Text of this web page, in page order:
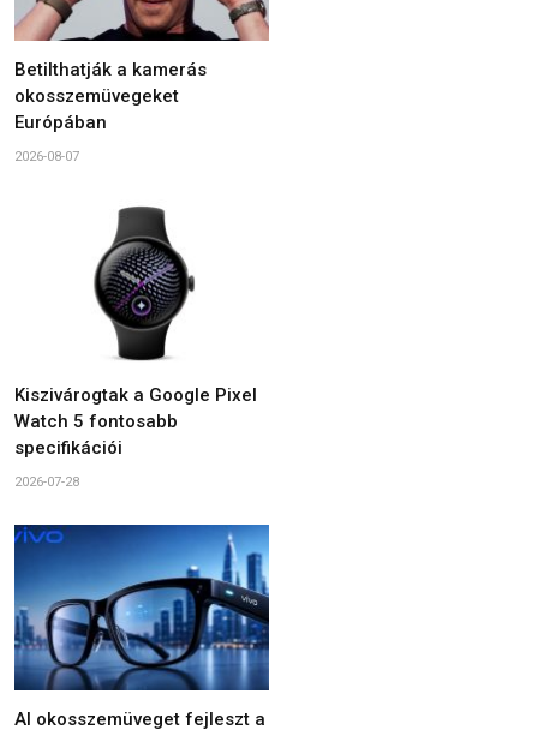
Betilthatják a kamerás
okosszemüvegeket
Európában
2026-08-07
Kiszivárogtak a Google Pixel
Watch 5 fontosabb
specifikációi
2026-07-28
AI okosszemüveget fejleszt a